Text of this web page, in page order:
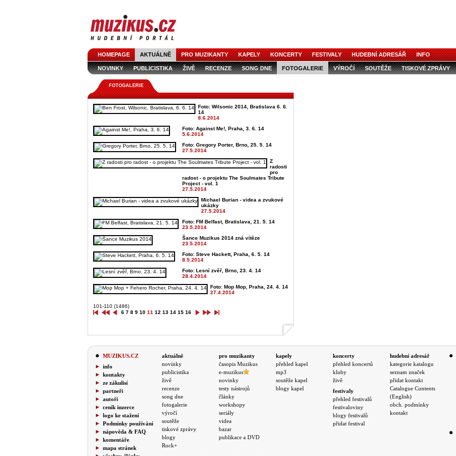
HOMEPAGE AKTUÁLNĚ PRO MUZIKANTY KAPELY KONCERTY FESTIVALY HUDEBNÍ ADRESÁŘ INFO
NOVINKY PUBLICISTIKA ŽIVĚ RECENZE SONG DNE FOTOGALERIE VÝROČÍ SOUTĚŽE TISKOVÉ ZPRÁVY
FOTOGALERIE
Foto: Wilsonic 2014, Bratislava 6. 6.
14
8.6.2014
Foto: Against Me!, Praha, 3. 6. 14
5.6.2014
Foto: Gregory Porter, Brno, 25. 5. 14
27.5.2014
Z
radosti
pro
radost - o projektu The Soulmates Tribute
Project - vol. 1
27.5.2014
Michael Burian - videa a zvukové
ukázky
27.5.2014
Foto: FM Belfast, Bratislava, 21. 5. 14
23.5.2014
Šance Muzikus 2014 zná vítěze
23.5.2014
Foto: Steve Hackett, Praha, 6. 5. 14
8.5.2014
Foto: Lesní zvěř, Brno, 23. 4. 14
28.4.2014
Foto: Mop Mop, Praha, 24. 4. 14
27.4.2014
101-110 (1486)
6 7 8 9 10 11 12 13 14 15 16
MUZIKUS.CZ
info
kontakty
ze zákulisí
partneři
autoři
ceník inzerce
logo ke stažení
Podmínky používání
nápověda & FAQ
komentáře
mapa stránek
aktuálně
novinky
publicistika
živě
recenze
song dne
fotogalerie
výročí
soutěže
tiskové zprávy
blogy
Rock+
pro muzikanty
časopis Muzikus
e-muzikus
novinky
testy nástrojů
články
workshopy
seriály
videa
bazar
publikace a DVD
kapely
přehled kapel
mp3
soutěže kapel
blogy kapel
koncerty
přehled koncertů
kluby
živě
festivaly
přehled festivalů
festivaloviny
blogy festivalů
přidat festival
hudební adresář
kategorie katalogu
seznam značek
přidat kontakt
Catalogue Contents
(English)
obch. podmínky
kontakt